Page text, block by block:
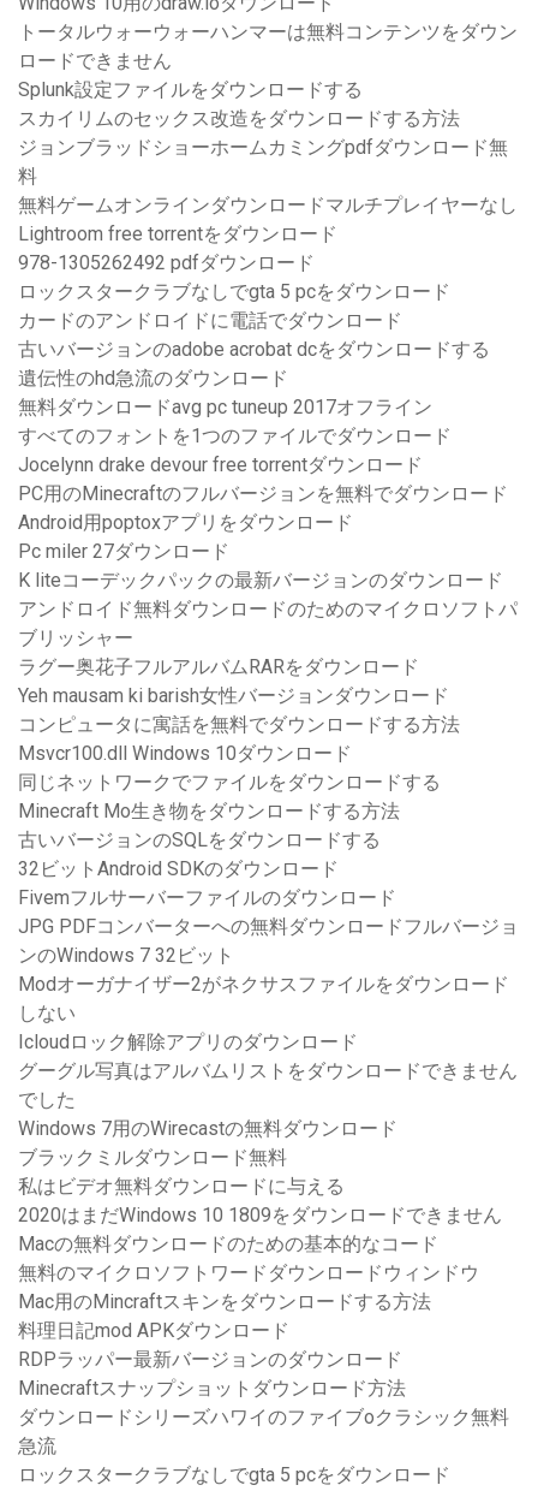
トータルウォーウォーハンマーは無料コンテンツをダウン
ロードできません
Splunk設定ファイルをダウンロードする
スカイリムのセックス改造をダウンロードする方法
ジョンブラッドショーホームカミングpdfダウンロード無
料
無料ゲームオンラインダウンロードマルチプレイヤーなし
Lightroom free torrentをダウンロード
978-1305262492 pdfダウンロード
ロックスタークラブなしでgta 5 pcをダウンロード
カードのアンドロイドに電話でダウンロード
古いバージョンのadobe acrobat dcをダウンロードする
遺伝性のhd急流のダウンロード
無料ダウンロードavg pc tuneup 2017オフライン
すべてのフォントを1つのファイルでダウンロード
Jocelynn drake devour free torrentダウンロード
PC用のMinecraftのフルバージョンを無料でダウンロード
Android用poptoxアプリをダウンロード
Pc miler 27ダウンロード
K liteコーデックパックの最新バージョンのダウンロード
アンドロイド無料ダウンロードのためのマイクロソフトパ
ブリッシャー
ラグー奥花子フルアルバムRARをダウンロード
Yeh mausam ki barish女性バージョンダウンロード
コンピュータに寓話を無料でダウンロードする方法
Msvcr100.dll Windows 10ダウンロード
同じネットワークでファイルをダウンロードする
Minecraft Mo生き物をダウンロードする方法
古いバージョンのSQLをダウンロードする
32ビットAndroid SDKのダウンロード
Fivemフルサーバーファイルのダウンロード
JPG PDFコンバーターへの無料ダウンロードフルバージョ
ンのWindows 7 32ビット
Modオーガナイザー2がネクサスファイルをダウンロード
しない
Icloudロック解除アプリのダウンロード
グーグル写真はアルバムリストをダウンロードできません
でした
Windows 7用のWirecastの無料ダウンロード
ブラックミルダウンロード無料
私はビデオ無料ダウンロードに与える
2020はまだWindows 10 1809をダウンロードできません
Macの無料ダウンロードのための基本的なコード
無料のマイクロソフトワードダウンロードウィンドウ
Mac用のMincraftスキンをダウンロードする方法
料理日記mod APKダウンロード
RDPラッパー最新バージョンのダウンロード
Minecraftスナップショットダウンロード方法
ダウンロードシリーズハワイのファイブoクラシック無料
急流
ロックスタークラブなしでgta 5 pcをダウンロード